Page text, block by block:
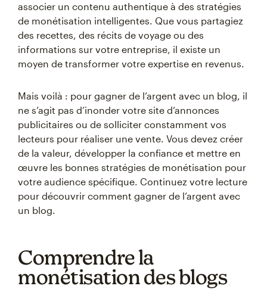
associer un contenu authentique à des stratégies
de monétisation intelligentes. Que vous partagiez
des recettes, des récits de voyage ou des
informations sur votre entreprise, il existe un
moyen de transformer votre expertise en revenus.
Mais voilà : pour gagner de l’argent avec un blog, il
ne s’agit pas d’inonder votre site d’annonces
publicitaires ou de solliciter constamment vos
lecteurs pour réaliser une vente. Vous devez créer
de la valeur, développer la confiance et mettre en
œuvre les bonnes stratégies de monétisation pour
votre audience spécifique. Continuez votre lecture
pour découvrir comment gagner de l’argent avec
un blog.
Comprendre la
monétisation des blogs